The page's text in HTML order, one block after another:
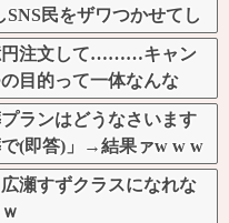
民をザワつかせてし
円注文して………キャン
目的って一体なんな
ランはどうなさいます
(即答)」→結果ァw w w
瀬すずクラスになれな